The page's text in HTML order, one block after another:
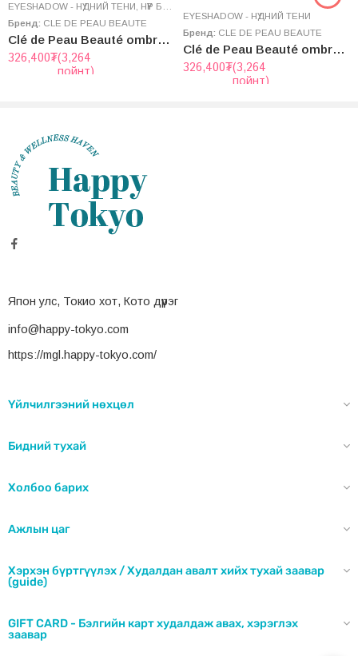
EYESHADOW - НҮДНИЙ ТЕНИ
НҮҮР БУДАЛТ
Бренд: CLE DE PEAU BEAUTE
Clé de Peau Beauté ombres couleurs quadri Case + Refill
326,400₮(3,264
пойнт)
EYESHADOW - НҮДНИЙ ТЕНИ
Бренд: CLE DE PEAU BEAUTE
Clé de Peau Beauté ombres couleurs quadri Case + Refill
326,400₮(3,264
пойнт)
Япон улс, Токио хот, Кото дүүрэг
info@happy-tokyo.com
https://mgl.happy-tokyo.com/
Үйлчилгээний нөхцөл
Бидний тухай
Холбоо барих
Ажлын цаг
Хэрхэн бүртгүүлэх / Худалдан авалт хийх тухай заавар
(guide)
GIFT CARD - Бэлгийн карт худалдаж авах, хэрэглэх
заавар